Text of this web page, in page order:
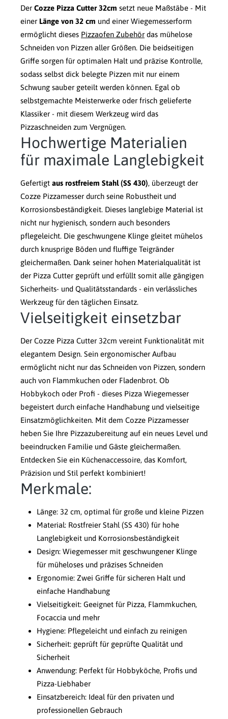
Der Cozze Pizza Cutter 32cm setzt neue Maßstäbe - Mit
einer Länge von 32 cm und einer Wiegemesserform
ermöglicht dieses Pizzaofen Zubehör das mühelose
Schneiden von Pizzen aller Größen. Die beidseitigen
Griffe sorgen für optimalen Halt und präzise Kontrolle,
sodass selbst dick belegte Pizzen mit nur einem
Schwung sauber geteilt werden können. Egal ob
selbstgemachte Meisterwerke oder frisch gelieferte
Klassiker - mit diesem Werkzeug wird das
Pizzaschneiden zum Vergnügen.
Hochwertige Materialien
für maximale Langlebigkeit
Gefertigt aus rostfreiem Stahl (SS 430), überzeugt der
Cozze Pizzamesser durch seine Robustheit und
Korrosionsbeständigkeit. Dieses langlebige Material ist
nicht nur hygienisch, sondern auch besonders
pflegeleicht. Die geschwungene Klinge gleitet mühelos
durch knusprige Böden und fluffige Teigränder
gleichermaßen. Dank seiner hohen Materialqualität ist
der Pizza Cutter geprüft und erfüllt somit alle gängigen
Sicherheits- und Qualitätsstandards - ein verlässliches
Werkzeug für den täglichen Einsatz.
Vielseitigkeit einsetzbar
Der Cozze Pizza Cutter 32cm vereint Funktionalität mit
elegantem Design. Sein ergonomischer Aufbau
ermöglicht nicht nur das Schneiden von Pizzen, sondern
auch von Flammkuchen oder Fladenbrot. Ob
Hobbykoch oder Profi - dieses Pizza Wiegemesser
begeistert durch einfache Handhabung und vielseitige
Einsatzmöglichkeiten. Mit dem Cozze Pizzamesser
heben Sie Ihre Pizzazubereitung auf ein neues Level und
beeindrucken Familie und Gäste gleichermaßen.
Entdecken Sie ein Küchenaccessoire, das Komfort,
Präzision und Stil perfekt kombiniert!
Merkmale:
Länge: 32 cm, optimal für große und kleine Pizzen
Material: Rostfreier Stahl (SS 430) für hohe
Langlebigkeit und Korrosionsbeständigkeit
Design: Wiegemesser mit geschwungener Klinge
für müheloses und präzises Schneiden
Ergonomie: Zwei Griffe für sicheren Halt und
einfache Handhabung
Vielseitigkeit: Geeignet für Pizza, Flammkuchen,
Focaccia und mehr
Hygiene: Pflegeleicht und einfach zu reinigen
Sicherheit: geprüft für geprüfte Qualität und
Sicherheit
Anwendung: Perfekt für Hobbyköche, Profis und
Pizza-Liebhaber
Einsatzbereich: Ideal für den privaten und
professionellen Gebrauch